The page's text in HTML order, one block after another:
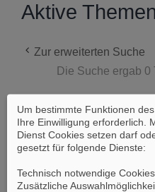
Aktive
Zur erweiterten Suche
Die Suche ergab 0
Es wurden keine
gefunden.
Um bestimmte Funktionen
Ihre Einwilligung erforderlich.
Dienst Cookies setzen darf
gesetzt für folgende Dienste:
Technisch notwendige
Zusätzliche